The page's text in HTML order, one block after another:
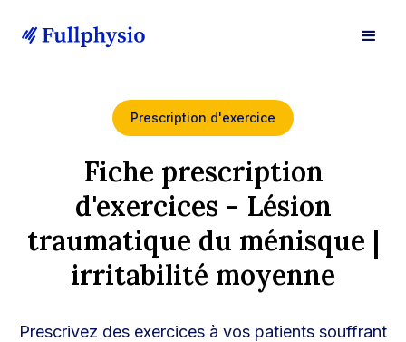
Prescription d'exercice
Fiche prescription
d'exercices - Lésion
traumatique du ménisque |
irritabilité moyenne
Prescrivez des exercices à vos patients souffrant